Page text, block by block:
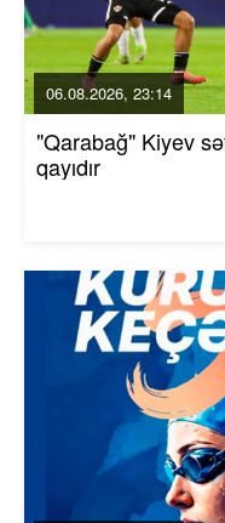
06.08.2026, 23:14
"Qarabağ" Kiyev
qayıdır